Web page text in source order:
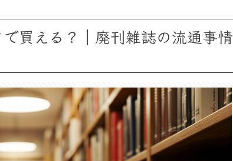
買える？｜廃刊雑誌の流通事情